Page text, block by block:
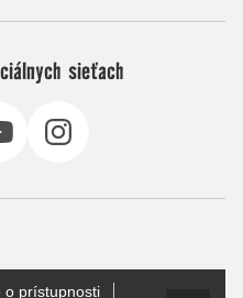
sieťach
o prístupnosti